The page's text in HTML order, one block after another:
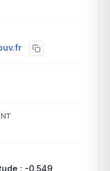
: -0.549